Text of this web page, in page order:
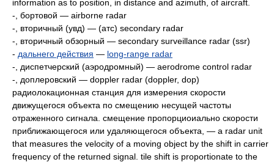
information as to position, in distance and azimuth, of aircraft.
-, бортовой — airborne radar
-, вторичный (увд) — (атс) secondary radar
-, вторичный обзорный — secondary surveillance radar (ssr)
- дальнего действия — long-range radar
-, диспетчерский (аэродромный) — aerodrome control radar
-, доплеровский — doppler radar (doppler, dop)
радиолокационная станция для измерения скорости
движущегося объекта по смещению несущей частоты
отраженного сигнала. смещение пропорциоиально скорости
приближающегося или удаляющегося объекта, — а radar unit
that measures the velocity of a moving object by the shift in carrier
frequency of the returned signal. tile shift is proportionate to the